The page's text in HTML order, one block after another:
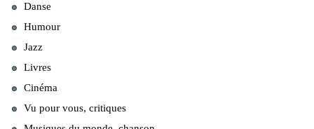
Danse
Humour
Jazz
Livres
Cinéma
Vu pour vous, critiques